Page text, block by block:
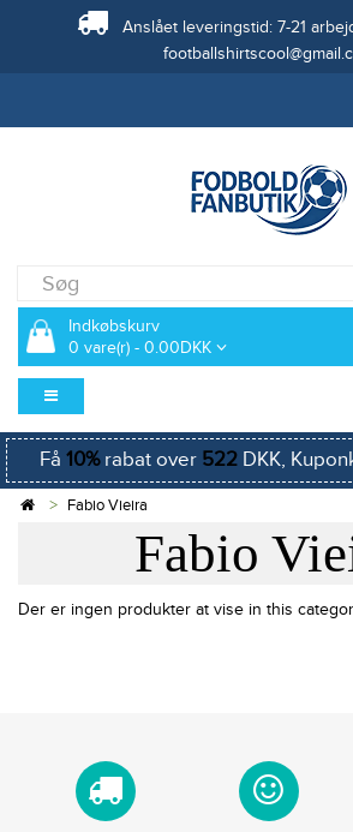
Anslået leveringstid: 7-21
Indkøbskurv
0 vare(r) - 0.00DKK
Få 10%rabat over 522DKK,
Fabio Vieira
Fabio
Der er ingen produkter at vise in this